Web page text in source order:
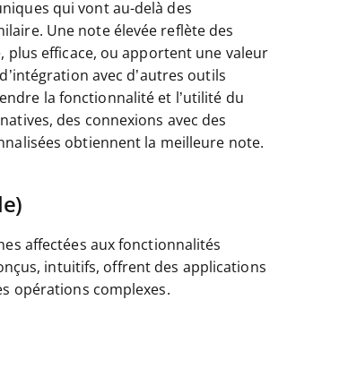
qui vont au-delà des
Une note élevée reflète des
efficace, ou apportent une valeur
avec d’autres outils
la fonctionnalité et l’utilité du
des connexions avec des
obtiennent la meilleure note.
affectées aux fonctionnalités
intuitifs, offrent des applications
opérations complexes.